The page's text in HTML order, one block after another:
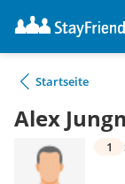
Startseite
Alex
1